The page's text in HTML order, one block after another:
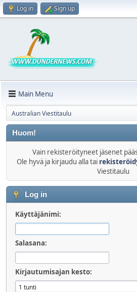
Log in Sign up
Main Menu
Australian Viestitaulu
Huom!
Vain rekisteröityneet jäsenet
Ole hyvä ja kirjaudu alla tai
Viestitaulu
Log in
Käyttäjänimi:
Salasana:
Kirjautumisajan kesto: